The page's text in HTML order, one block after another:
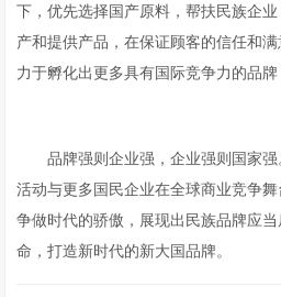
下，优先选择国产原料，帮扶民族企
产和提供产品，在保证顾客的信任和
力于孵化出更多具有国际竞争力的品牌
品牌强则企业强，企业强则国家
活动与更多国民企业在全球商业竞争舞
争做时代的骄傲，展现出民族品牌应
命，打造新时代的新大国品牌。